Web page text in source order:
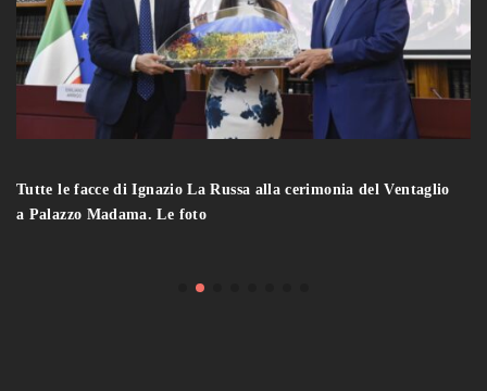
Tutte le facce di Ignazio La Russa alla cerimonia del Ventaglio
a Palazzo Madama. Le foto